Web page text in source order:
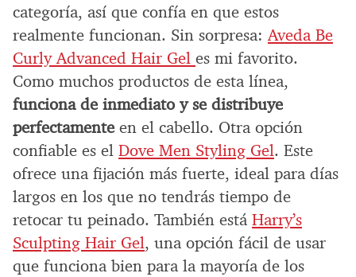
categoría, así que confía en que estos
realmente funcionan. Sin sorpresa:Aveda Be
Curly Advanced Hair Gel es mi favorito.
Como muchos productos de esta línea,
funciona de inmediato y se distribuye
perfectamente en el cabello. Otra opción
confiable es el Dove Men Styling Gel. Este
ofrece una fijación más fuerte, ideal para días
largos en los que no tendrás tiempo de
retocar tu peinado. También está Harry’s
Sculpting Hair Gel, una opción fácil de usar
que funciona bien para la mayoría de los